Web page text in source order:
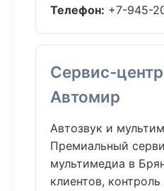
Телефон: +7-945-
Сервис-
Автомир
Автозвук и
Премиальный
мультимедиа в
клиентов,